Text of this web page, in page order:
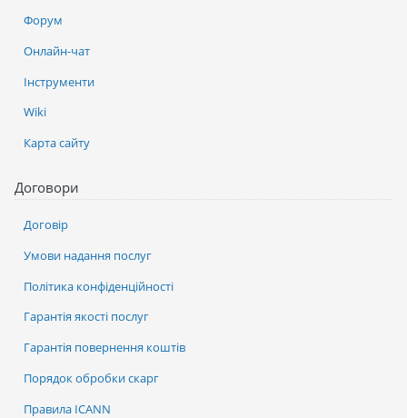
Форум
Онлайн-чат
Інструменти
Wiki
Карта сайту
Договори
Договір
Умови надання послуг
Політика конфіденційності
Гарантія якості послуг
Гарантія повернення коштів
Порядок обробки скарг
Правила ICANN